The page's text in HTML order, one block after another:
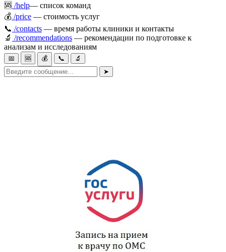
🆘 /help— список команд
💰 /price — стоимость услуг
📞 /contacts — время работы клиники и контакты
🔬 /recommendations — рекомендации по подготовке к
анализам и исследованиям
📅 🆘 💰 📞
🔬
➤